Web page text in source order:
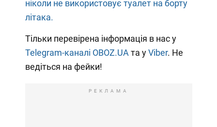
ніколи не використовує туалет на борту
літака.
Тільки перевірена інформація в нас у
Telegram-каналі OBOZ.UA та уViber. Не
ведіться на фейки!
РЕКЛАМА